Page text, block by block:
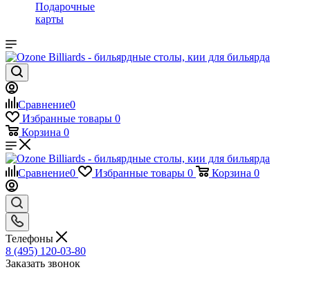
Подарочные
карты
Сравнение0
Избранные товары 0
Корзина 0
Сравнение0 Избранные товары 0 Корзина 0
Телефоны
8 (495) 120-03-80
Заказать звонок